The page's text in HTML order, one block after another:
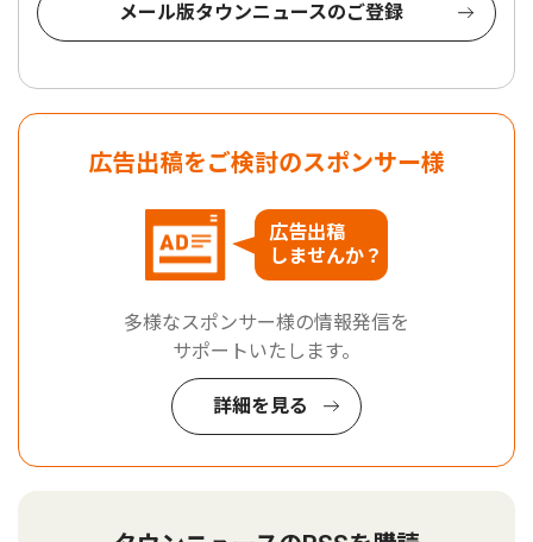
メール版タウンニュースのご登録
広告出稿をご検討のスポンサー様
広告出稿
しませんか？
多様なスポンサー様の情報発信を
サポートいたします。
詳細を見る